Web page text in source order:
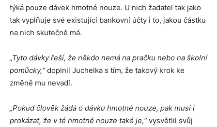
týká pouze dávek hmotné nouze. U nich žadatel tak jako
tak vyplňuje své existující bankovní účty i to, jakou částku
na nich skutečně má.
„Tyto dávky řeší, že někdo nemá na pračku nebo na školní
pomůcky,“doplnil Juchelka s tím, že takový krok ke
změně mu nevadí.
„Pokud člověk žádá o dávku hmotné nouze, pak musí i
prokázat, že v té hmotné nouze také je,“vysvětlil svůj